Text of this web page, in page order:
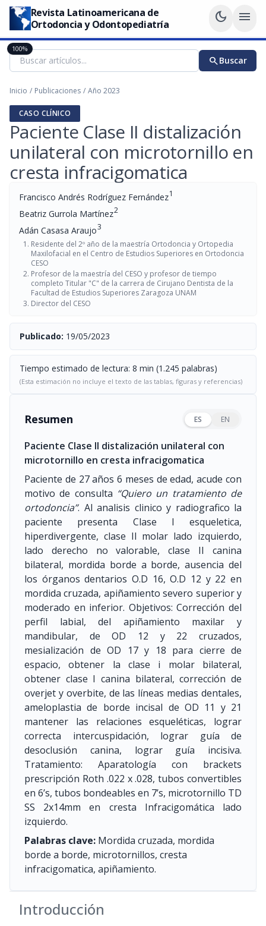
Revista Latinoamericana de
Ortodoncia y Odontopediatría
dark_mode menu
searchBuscar
Inicio / Publicaciones / Año 2023
CASO CLÍNICO
Paciente Clase II distalización
unilateral con microtornillo en
cresta infracigomatica
Francisco Andrés Rodríguez Fernández1
Beatriz Gurrola Martínez2
Adán Casasa Araujo3
Residente del 2º año de la maestría Ortodoncia y Ortopedia
Maxilofacial en el Centro de Estudios Superiores en Ortodoncia
CESO
Profesor de la maestría del CESO y profesor de tiempo
completo Titular "C" de la carrera de Cirujano Dentista de la
Facultad de Estudios Superiores Zaragoza UNAM
Director del CESO
Publicado: 19/05/2023
Tiempo estimado de lectura: 8 min (1.245 palabras)
(Esta estimación no incluye el texto de las tablas, figuras y referencias)
Resumen ES EN
Paciente Clase II distalización unilateral con
microtornillo en cresta infracigomatica
Paciente de 27 años 6 meses de edad, acude con
motivo de consulta “Quiero un tratamiento de
ortodoncia”. Al analisis clinico y radiografico la
paciente presenta Clase I esqueletica,
hiperdivergente, clase II molar lado izquierdo,
lado derecho no valorable, clase II canina
bilateral, mordida borde a borde, ausencia del
los órganos dentarios O.D 16, O.D 12 y 22 en
mordida cruzada, apiñamiento severo superior y
moderado en inferior. Objetivos: Corrección del
perfil labial, del apiñamiento maxilar y
mandibular, de OD 12 y 22 cruzados,
mesialización de OD 17 y 18 para cierre de
espacio, obtener la clase i molar bilateral,
obtener clase I canina bilateral, corrección de
overjet y overbite, de las líneas medias dentales,
ameloplastia de borde incisal de OD 11 y 21
mantener las relaciones esqueléticas, lograr
correcta intercuspidación, lograr guía de
desoclusión canina, lograr guía incisiva.
Tratamiento: Aparatología con brackets
prescripción Roth .022 x .028, tubos convertibles
en 6’s, tubos bondeables en 7’s, microtornillo TD
SS 2x14mm en cresta Infracigomática lado
izquierdo.
Palabras clave: Mordida cruzada, mordida
borde a borde, microtornillos, cresta
infracigomatica, apiñamiento.
Introducción
100%